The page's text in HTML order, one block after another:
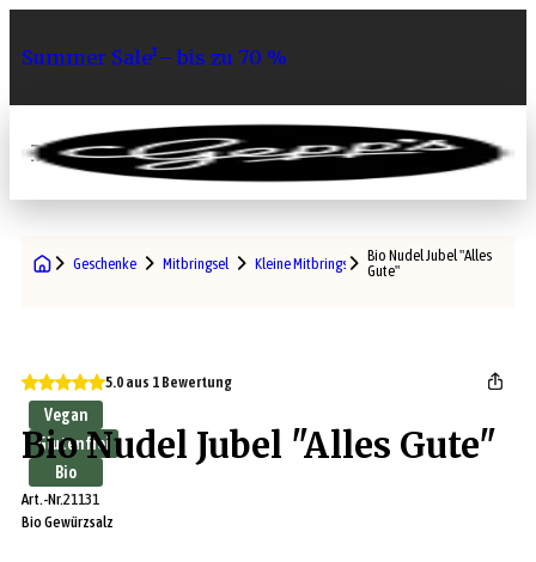
Summer Sale¹– bis zu 70 %
0
Geschenke Mitbringsel Kleine Mitbringsel Bio Nudel Jubel "Alles
Gute"
Vegan
Glutenfrei
Bio
5.0 aus 1 Bewertung
Bio Nudel Jubel "Alles Gute"
Art.-Nr.21131
Bio Gewürzsalz